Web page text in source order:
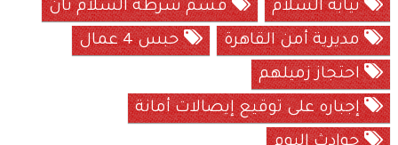
نيابة السلام
قسم شرطة السلام ثان
مديرية أمن القاهرة
حبس 4 عمال
احتجاز زميلهم
إجباره على توقيع إيصالات أمانة